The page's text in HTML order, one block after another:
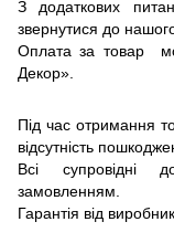
З додаткових
звернутися до
Оплата за товар
Декор».
Під час отримання
відсутність
Всі супровідні
замовленням.
Гарантія від